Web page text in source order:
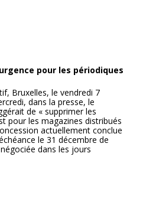
pour les périodiques
Bruxelles, le vendredi 7
dans la presse, le
de « supprimer les
pour les magazines distribués
actuellement conclue
le 31 décembre de
dans les jours